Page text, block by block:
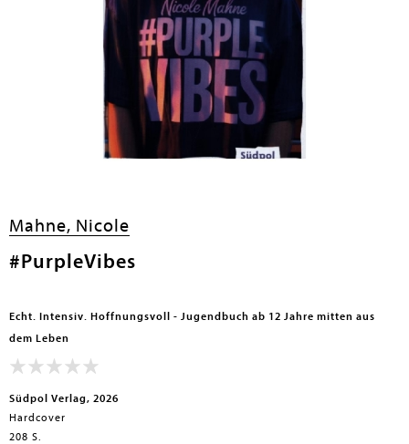
submenu
submenu
submenu
submenu
Mahne, Nicole
#PurpleVibes
Echt. Intensiv. Hoffnungsvoll - Jugendbuch ab 12 Jahre mitten aus
dem Leben
Südpol Verlag, 2026
Hardcover
208 S.